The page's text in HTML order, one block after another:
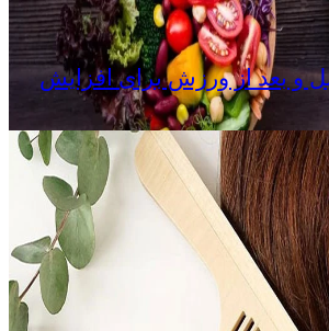
و بعد از ورزش برای افزایش